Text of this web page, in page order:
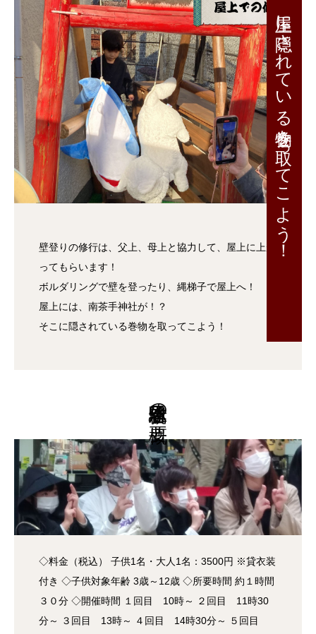
屋上に隠されている巻物を取ってこよう！
壁登りの修行は、父上、母上と協力して、屋上に上が
ってもらいます！
ボルダリングで壁を登ったり、縄梯子で屋上へ！
屋上には、南茶手神社が！？
そこに隠されている巻物を取ってこよう！
親子忍者体験の概要
◇料金（税込） 子供1名・大人1名：3500円 ※貸衣装
付き ◇子供対象年齢 3歳～12歳 ◇所要時間 約１時間
３０分 ◇開催時間 １回目 10時～ ２回目 11時30
分～ ３回目 13時～ ４回目 14時30分～ ５回目